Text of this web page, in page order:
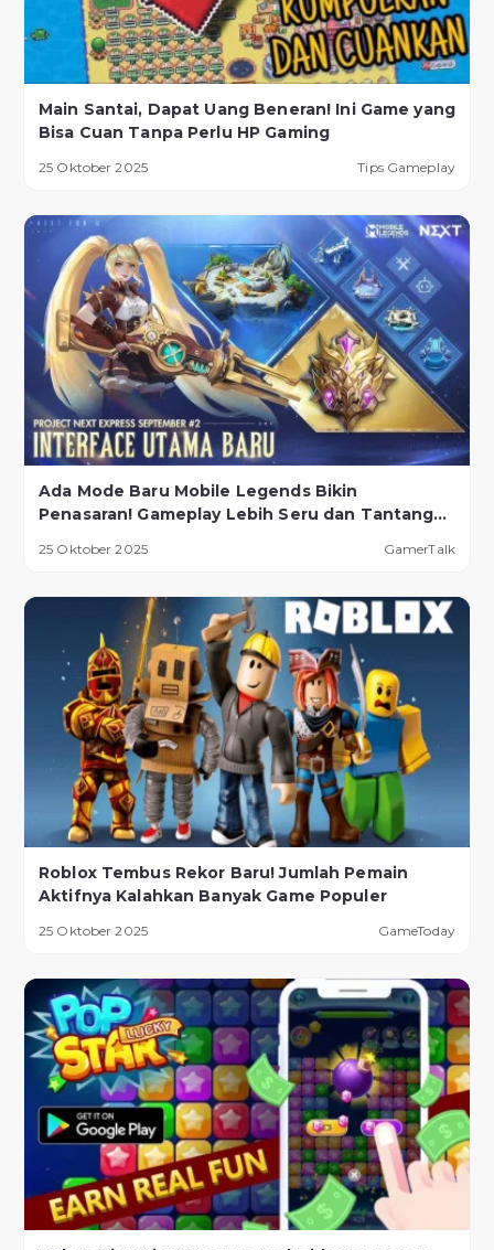
Main Santai, Dapat Uang Beneran! Ini Game yang
Bisa Cuan Tanpa Perlu HP Gaming
25 Oktober 2025 Tips Gameplay
Ada Mode Baru Mobile Legends Bikin
Penasaran! Gameplay Lebih Seru dan Tantangan
25 Oktober 2025 GamerTalk
Roblox Tembus Rekor Baru! Jumlah Pemain
Aktifnya Kalahkan Banyak Game Populer
25 Oktober 2025 GameToday